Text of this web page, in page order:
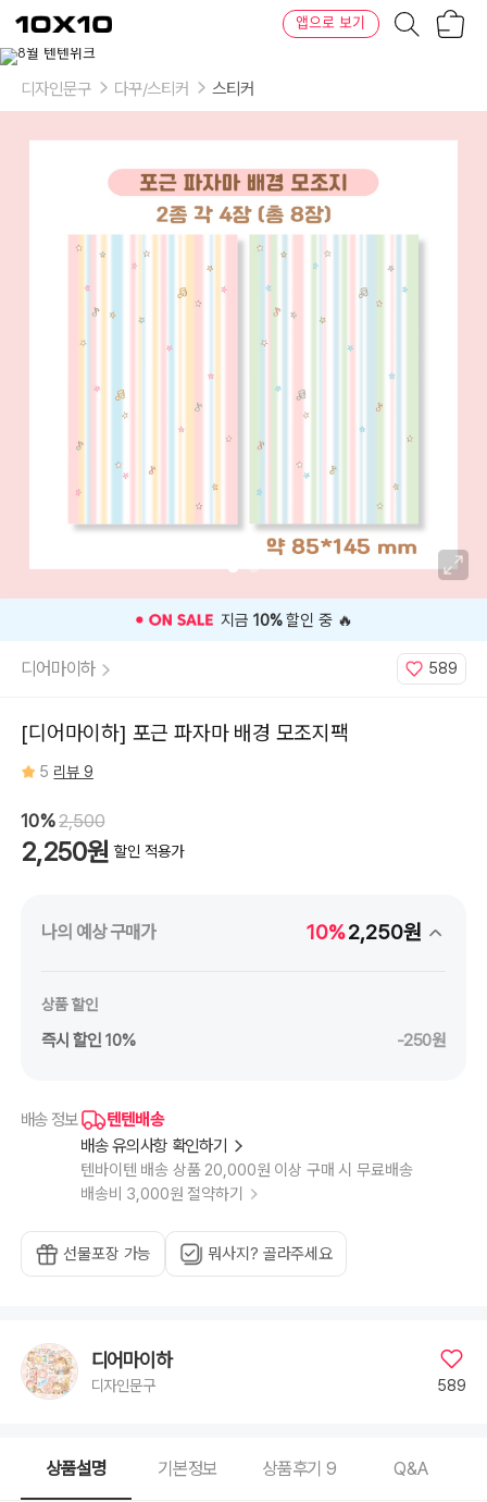
텐
바
텐
앱으로 보기
디자인문구 다꾸/스티커 스티커
⭐️ 고객 평점5 인기 상품 ⭐️
디어마이하 589
[디어마이하] 포근 파자마 배경 모조지팩
5 리뷰 9
10%2,500
2,250원 할인 적용가
나의 예상 구매가 10%2,250원
상품 할인
즉시 할인 10% -250원
배송 정보
텐텐배송
배송 유의사항 확인하기
텐바이텐 배송 상품 20,000원 이상 구매 시 무료배송
배송비 3,000원 절약하기
선물포장 가능 뭐사지? 골라주세요
디어마이하
디자인문구 589
상품설명 기본정보 상품후기9 Q&A